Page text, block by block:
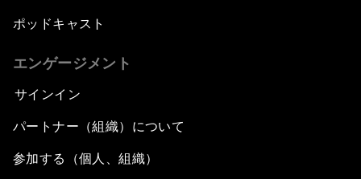
ポッドキャスト
エンゲージメント
サインイン
パートナー（組織）について
参加する（個人、組織）